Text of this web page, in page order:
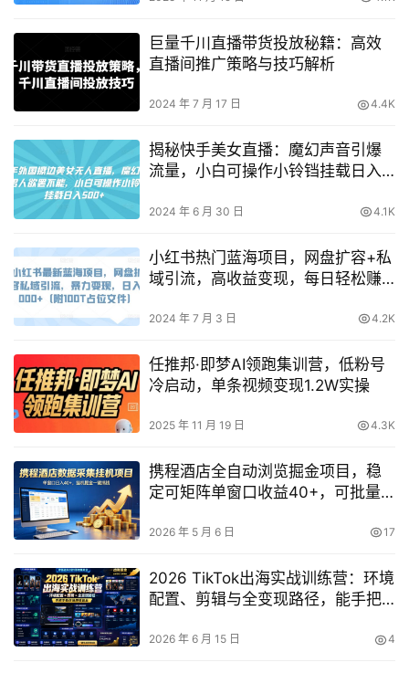
巨量千川直播带货投放秘籍：高效
直播间推广策略与技巧解析
2024 年 7 月 17 日 4.4K
揭秘快手美女直播：魔幻声音引爆
流量，小白可操作小铃铛挂载日入
2024 年 6 月 30 日 4.1K
小红书热门蓝海项目，网盘扩容+私
域引流，高收益变现，每日轻松赚
2024 年 7 月 3 日 4.2K
任推邦·即梦AI领跑集训营，低粉号
冷启动，单条视频变现1.2W实操
2025 年 11 月 19 日 4.3K
携程酒店全自动浏览掘金项目，稳
定可矩阵单窗口收益40+，可批量
2026 年 5 月 6 日 17
2026 TikTok出海实战训练营：环境
配置、剪辑与全变现路径，能手把
2026 年 6 月 15 日 4